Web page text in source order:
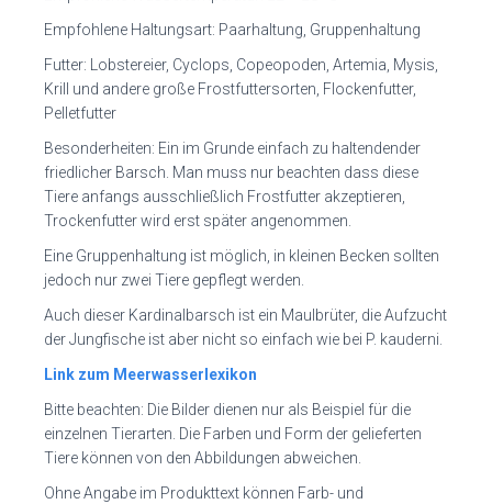
Empfohlene Haltungsart: Paarhaltung, Gruppenhaltung
Futter: Lobstereier, Cyclops, Copeopoden, Artemia, Mysis,
Krill und andere große Frostfuttersorten, Flockenfutter,
Pelletfutter
Besonderheiten: Ein im Grunde einfach zu haltendender
friedlicher Barsch. Man muss nur beachten dass diese
Tiere anfangs ausschließlich Frostfutter akzeptieren,
Trockenfutter wird erst später angenommen.
Eine Gruppenhaltung ist möglich, in kleinen Becken sollten
jedoch nur zwei Tiere gepflegt werden.
Auch dieser Kardinalbarsch ist ein Maulbrüter, die Aufzucht
der Jungfische ist aber nicht so einfach wie bei P. kauderni.
Link zum Meerwasserlexikon
Bitte beachten: Die Bilder dienen nur als Beispiel für die
einzelnen Tierarten. Die Farben und Form der gelieferten
Tiere können von den Abbildungen abweichen.
Ohne Angabe im Produkttext können Farb- und